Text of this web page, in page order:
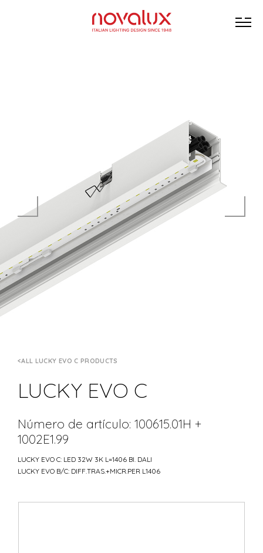
ALL LUCKY EVO C PRODUCTS
LUCKY EVO C
Número de artículo: 100615.01H +
1002E1.99
LUCKY EVO C: LED 32W 3K L=1406 BI. DALI
LUCKY EVO B/C: DIFF.TRAS.+MICR.PER L1406